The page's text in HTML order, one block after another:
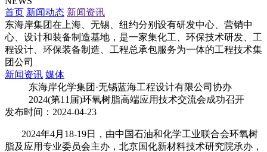
首页 新闻动态 新闻资讯
东海岸集团在上海、无锡、纽约分别设有研发中心、营销中
心、设计和装备制造基地，是一家集化工、环保技术研发、工
程设计、环保装备制造、工程总承包服务为一体的工程技术集
团公司
新闻资讯 媒体
东海岸化学集团·无锡蓝海工程设计有限公司协办
2024(第11届)环氧树脂高端应用技术交流会成功召开
发布时间：2024-04-23
2024年4月18-19日，由中国石油和化学工业联合会环氧树
脂及应用专业委员会主办，北京国化新材料技术研究院承办，